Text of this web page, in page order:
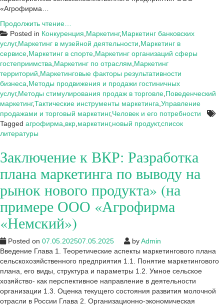
«Агрофирма…
Продолжить чтение…
литературы
к
ВКР:
Разработка
плана
маркетинга
по
выводу
на
рынок
примере
ООО
«Немский»)
Posted in Конкуренция Маркетинг,Маркетинг банковских
услуг,Маркетинг в музейной деятельности Маркетинг в
сервисе Маркетинг в спорте Маркетинг организаций сферы
гостеприимства Маркетинг по отраслям Маркетинг
территорий Маркетинговые факторы результативности
бизнеса Методы продвижения и продажи гостиничных
услуг,Методы стимулирования продаж в торговле Поведенческий
маркетинг,Тактические инструменты маркетинга Управление
продажами и торговый маркетинг,Человек и его потребности
Tagged агрофирма вкр маркетинг,новый продукт,список
литературы
Заключение к ВКР: Разработка
плана маркетинга по выводу на
рынок нового продукта» (на
примере ООО «Агрофирма
«Немский»)
Posted on 07.05.202507.05.2025 byAdmin
Введение Глава 1. Теоретические аспекты маркетингового плана
сельскохозяйственного предприятия 1.1. Понятие маркетингового
плана, его виды, структура и параметры 1.2. Умное сельское
хозяйство- как перспективное направление в деятельности
организации 1.3. Оценка текущего состояния развития молочной
отрасли в России Глава 2. Организационно-экономическая